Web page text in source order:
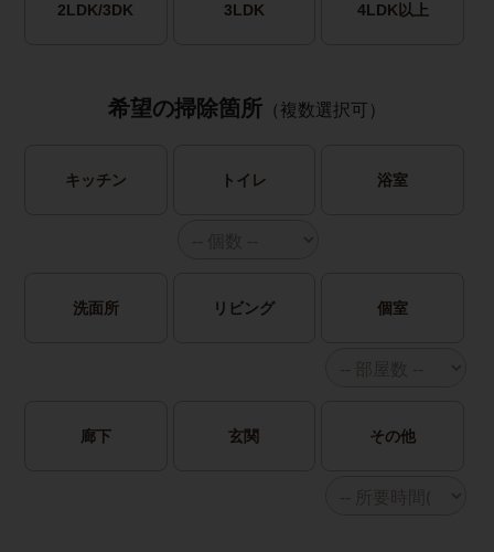
2LDK/3DK 3LDK 4LDK以上
希望の掃除箇所 （複数選択可）
キッチン トイレ 浴室
洗面所 リビング 個室
廊下 玄関 その他